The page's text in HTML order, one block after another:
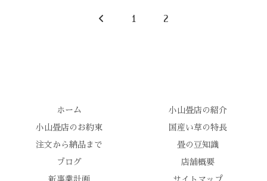
前 1 2
ホーム 小山畳店の紹介
小山畳店のお約束 国産い草の特長
注文から納品まで 畳の豆知識
ブログ 店舗概要